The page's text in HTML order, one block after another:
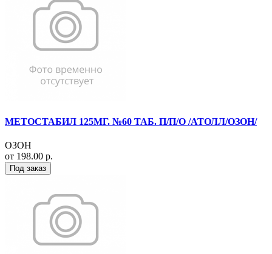
МЕТОСТАБИЛ 125МГ. №60 ТАБ. П/П/О /АТОЛЛ/ОЗОН/
ОЗОН
от 198.00 р.
Под заказ